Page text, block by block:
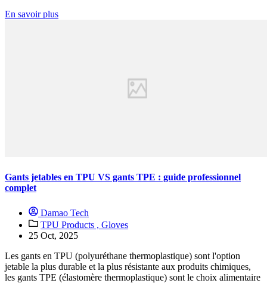
En savoir plus
Gants jetables en TPU VS gants TPE : guide professionnel
complet
Damao Tech
TPU Products , Gloves
25 Oct, 2025
Les gants en TPU (polyuréthane thermoplastique) sont l'option
jetable la plus durable et la plus résistante aux produits chimiques,
les gants TPE (élastomère thermoplastique) sont le choix alimentaire